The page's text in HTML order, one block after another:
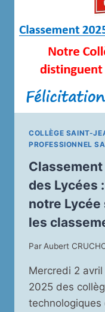
COLLÈGE SAINT-
PROFESSIONNEL
des Lycées
notre
les
Par Aubert
Mercredi 2
2025 des
technologiques